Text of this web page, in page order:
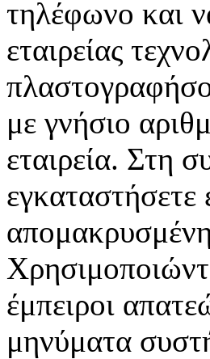
τηλέφωνο και
εταιρείας
με γνήσιο
εταιρεία. Στη
έμπειροι
μηνύματα